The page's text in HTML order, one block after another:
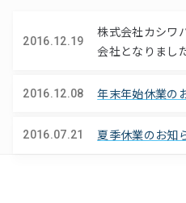
2016.12.19
株式会社カシワ
会社となりまし
2016.12.08 年末年始休業の
2016.07.21 夏季休業のお知